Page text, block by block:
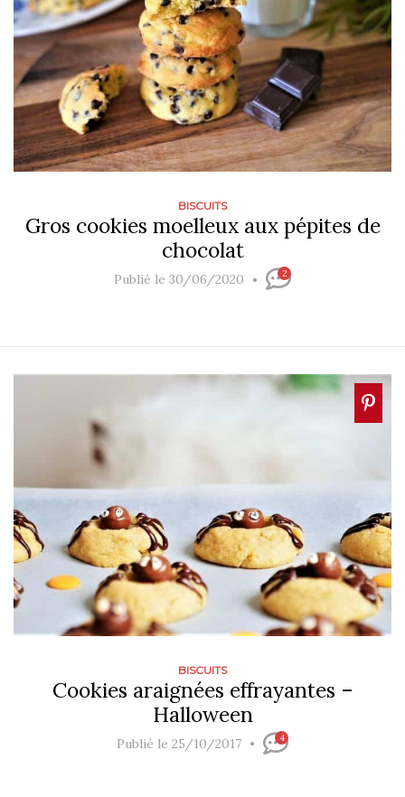
BISCUITS
Gros cookies moelleux aux pépites de
chocolat
Publié le 30/06/2020 2
BISCUITS
Cookies araignées effrayantes –
Halloween
Publié le 25/10/2017 4